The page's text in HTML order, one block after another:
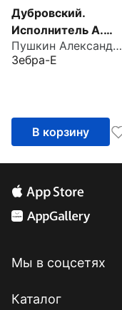
Дубровский.
Исполнитель А.
Понаморев
(CDmp3)
Пушкин Александр Сергеевич
Зебра-Е
В корзину
Мы в соцсетях
Каталог